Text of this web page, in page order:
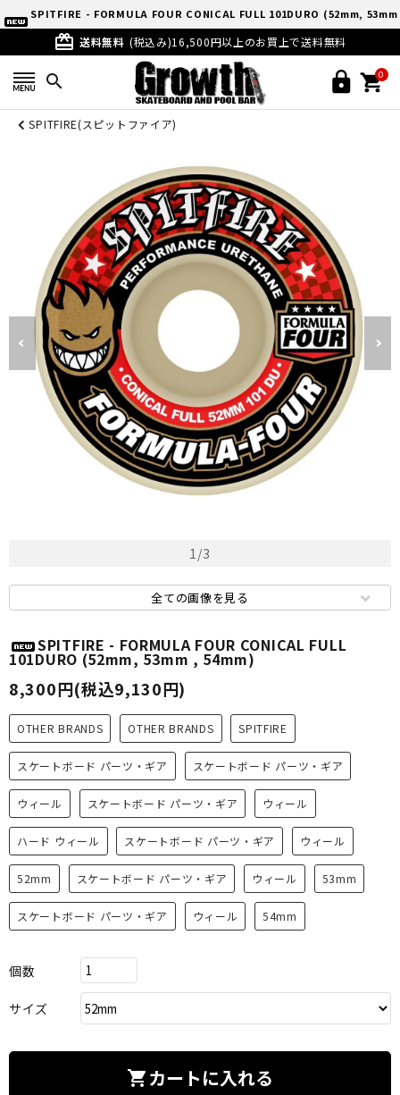
SPITFIRE - FORMULA FOUR CONICAL FULL 101DURO (52mm, 53mm
, 54mm)
card_giftcard 送料無料 (税込み)16,500円以上のお買上で送料無料
search 0
SPITFIRE(スピットファイア)
1/3
全ての画像を見る
SPITFIRE - FORMULA FOUR CONICAL FULL
101DURO (52mm, 53mm , 54mm)
8,300円(税込9,130円)
OTHER BRANDS OTHER BRANDS SPITFIRE
スケートボード パーツ・ギア スケートボード パーツ・ギア
ウィール スケートボード パーツ・ギア ウィール
ハード ウィール スケートボード パーツ・ギア ウィール
52mm スケートボード パーツ・ギア ウィール 53mm
スケートボード パーツ・ギア ウィール 54mm
個数
サイズ
shopping_cart カートに入れる